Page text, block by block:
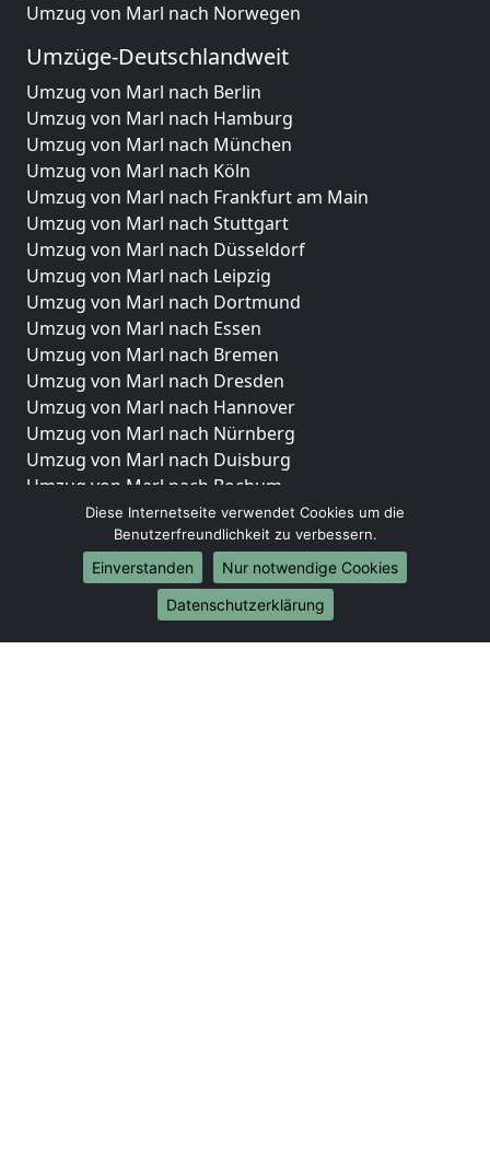
Umzug von Marl nach Norwegen
Umzüge-Deutschlandweit
Umzug von Marl nach Berlin
Umzug von Marl nach Hamburg
Umzug von Marl nach München
Umzug von Marl nach Köln
Umzug von Marl nach Frankfurt am Main
Umzug von Marl nach Stuttgart
Umzug von Marl nach Düsseldorf
Umzug von Marl nach Leipzig
Umzug von Marl nach Dortmund
Umzug von Marl nach Essen
Umzug von Marl nach Bremen
Umzug von Marl nach Dresden
Umzug von Marl nach Hannover
Umzug von Marl nach Nürnberg
Umzug von Marl nach Duisburg
Umzug von Marl nach Bochum
Umzug von Marl nach Wuppertal
Umzug von Marl nach Bielefeld
Umzug von Marl nach Bonn
Umzug von Marl nach Münster
Diese Internetseite verwendet Cookies um die
Benutzerfreundlichkeit zu verbessern.
Einverstanden
Nur notwendige Cookies
Datenschutzerklärung